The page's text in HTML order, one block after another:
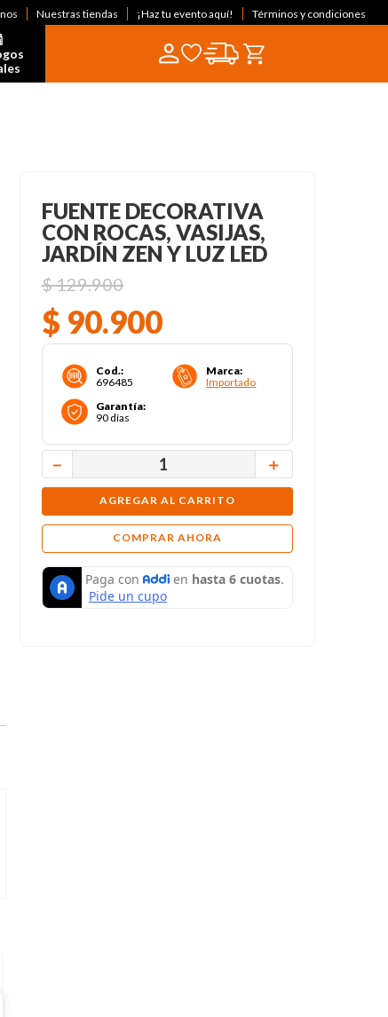
Nuestras tiendas ¡Haz tu evento aquí! Términos y condiciones
FUENTE DECORATIVA
CON ROCAS, VASIJAS,
JARDÍN ZEN Y LUZ LED
$129.900
$ 90.900
Cod.:
696485
Marca:
Importado
Garantía:
90 días
＋
－
AGREGAR AL CARRITO
COMPRAR AHORA